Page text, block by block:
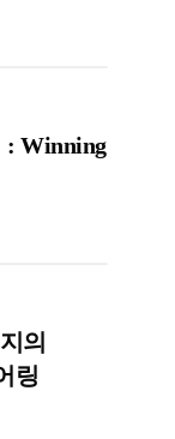
: Winning
의
링